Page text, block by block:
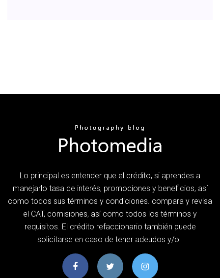
Lo principal es entender que el crédito, si aprendes a
manejarlo tasa de interés, promociones y beneficios, así
como todos sus términos y condiciones. compara y revisa
el CAT, comisiones, así como todos los términos y
requisitos. El crédito refaccionario también puede
solicitarse en caso de tener adeudos y/o